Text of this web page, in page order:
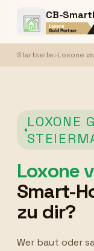
CB-
Startseite›Loxone
LOXONE
Loxone
Smart-
zu dir?
Wer baut oder